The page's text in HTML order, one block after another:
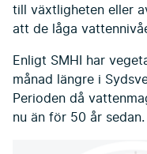
till växtligheten eller
att de låga
Enligt SMHI har
månad längre i
Perioden då
nu än för 50 år sedan.